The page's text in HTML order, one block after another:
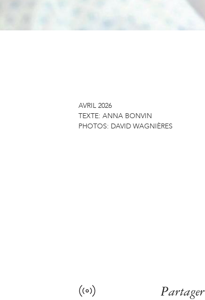
AVRIL 2026
TEXTE: ANNA BONVIN
PHOTOS: DAVID WAGNIÈRES
Partager